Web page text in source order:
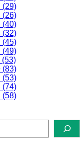
(29)
(26)
(40)
(32)
(45)
(49)
(53)
(83)
(53)
(74)
(58)